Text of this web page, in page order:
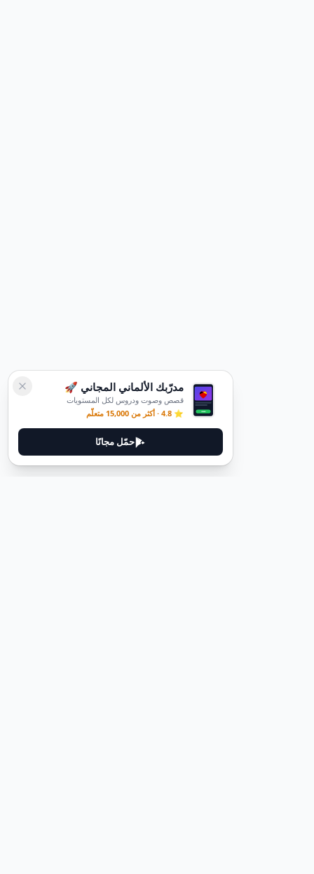
مدرّبك الألماني المجاني 🚀
قصص وصوت ودروس لكل المستويات
⭐ 4.8 · أكثر من 15,000 متعلّم
حمّل مجانًا